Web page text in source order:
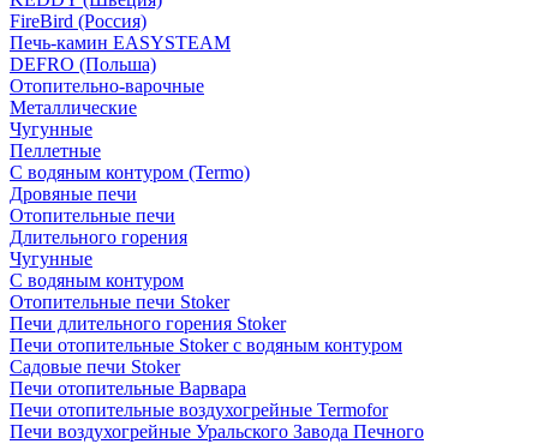
FireBird (Россия)
Печь-камин EASYSTEAM
DEFRO (Польша)
Отопительно-варочные
Металлические
Чугунные
Пеллетные
С водяным контуром (Termo)
Дровяные печи
Отопительные печи
Длительного горения
Чугунные
C водяным контуром
Отопительные печи Stoker
Печи длительного горения Stoker
Печи отопительные Stoker с водяным контуром
Садовые печи Stoker
Печи отопительные Варвара
Печи отопительные воздухогрейные Termofor
Печи воздухогрейные Уральского Завода Печного